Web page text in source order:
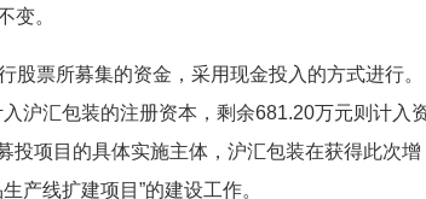
变。
票所募集的资金，采用现金投入的方式进行。
沪汇包装的注册资本，剩余681.20万元则计入
投项目的具体实施主体，沪汇包装在获得此次增
产线扩建项目”的建设工作。